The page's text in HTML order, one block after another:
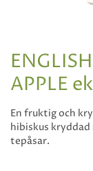
APPLE
En fruktig och
hibiskus
tepåsar.